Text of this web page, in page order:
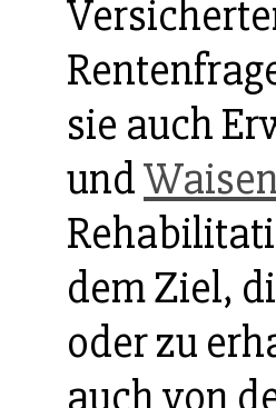
sie auch
und
dem Ziel,
oder zu